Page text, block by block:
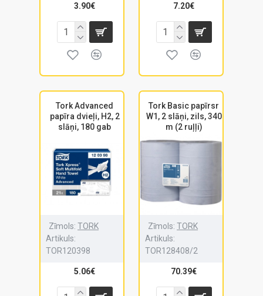
3.90€ 7.20€
Tork Advanced
papīra dvieļi, H2, 2
slāņi, 180 gab
Zīmols: TORK
Artikuls:
TOR120398
5.06€
Tork Basic papīrsr
W1, 2 slāņi, zils, 340
m (2 ruļļi)
Zīmols: TORK
Artikuls:
TOR128408/2
70.39€